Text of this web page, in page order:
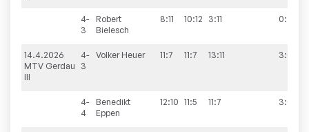
4-
3
Robert
Bielesch
8:11 10:12 3:11 0:3
14.4.2026
MTV Gerdau
III
4-
3
Volker Heuer 11:7 11:7 13:11 3:0
4-
4
Benedikt
Eppen
12:10 11:5 11:7 3:0